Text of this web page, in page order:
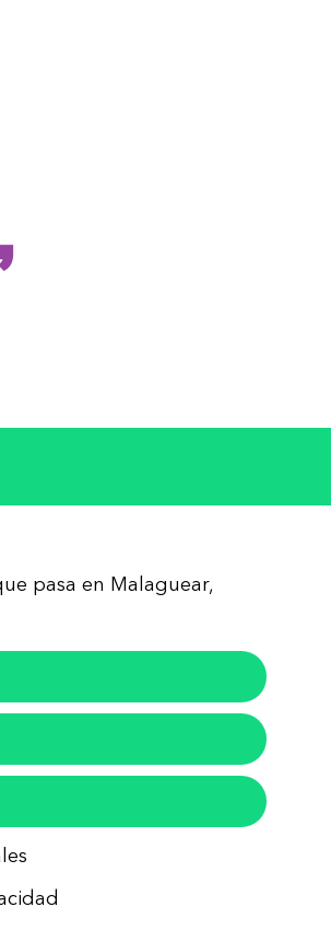
pasa en Malaguear,